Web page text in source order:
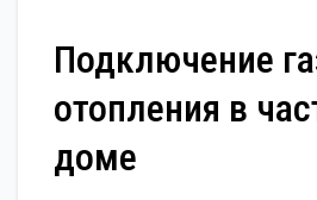
Подключение
отопления в
доме